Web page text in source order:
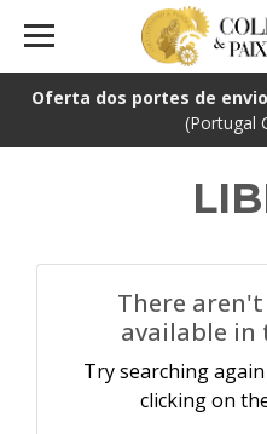
Oferta dos portes de envio
(Portugal
There
available in
Try searching
clicking on